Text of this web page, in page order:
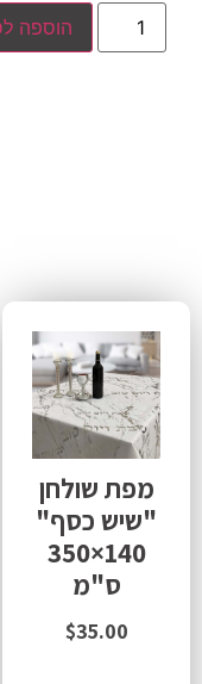
הוספה
מפת שולחן
"שיש כסף"
140×350
ס"מ
$35.00